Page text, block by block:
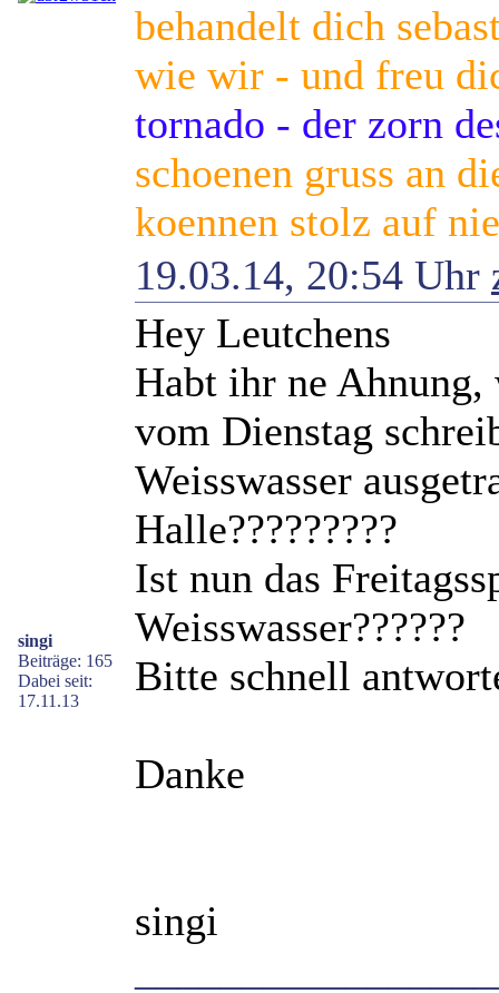
behandelt dich
wie wir - und freu
tornado - der zorn
schoenen gruss an
koennen stolz auf
singi
Beiträge: 165
Dabei seit:
17.11.13
19.03.14, 20:54 Uhr
Hey Leutchens
Habt ihr ne Ahnung,
vom Dienstag
Weisswasser
Halle?????????
Ist nun das
Weisswasser??????
Bitte schnell
Danke
singi